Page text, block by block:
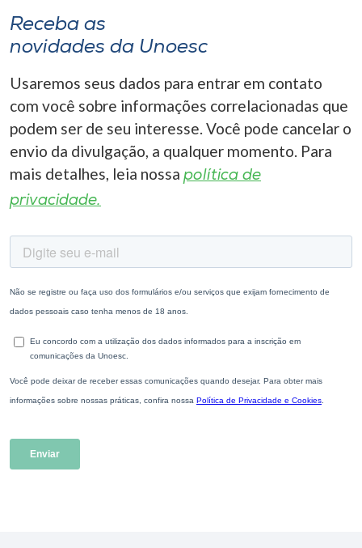
Receba as
novidades da Unoesc
Usaremos seus dados para entrar em contato
com você sobre informações correlacionadas que
podem ser de seu interesse. Você pode cancelar o
envio da divulgação, a qualquer momento. Para
mais detalhes, leia nossa política de
privacidade.